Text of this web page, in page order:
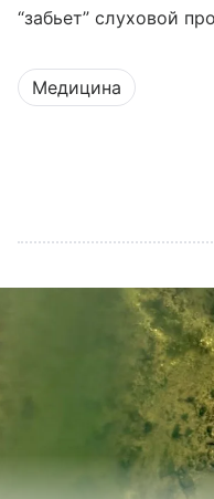
“забьет” слуховой
Медицина